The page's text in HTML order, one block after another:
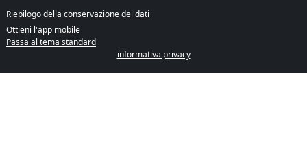
Riepilogo della conservazione dei dati
Ottieni l'app mobile
Passa al tema standard
informativa privacy